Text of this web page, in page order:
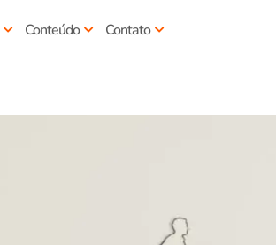
Conteúdo Contato